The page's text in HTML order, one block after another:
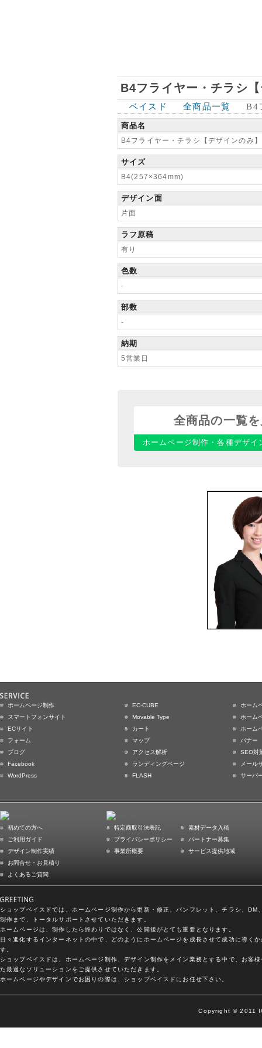
B4フライヤー・チラシ
ベイスド 全商品一覧 B4
商品名
B4フライヤー・チラシ【デザインのみ】
サイズ
B4(257×364mm)
デザイン面
片面
ラフ原稿
有り
色数
-
部数
-
納期
5営業日
全商品の一覧
ホームページ制作・各種デザ
ホームページ制作
スマートフォンサイト
ECサイト
フォーム
ブログ
Facebook
WordPress
EC-CUBE
Movable Type
カート
マップ
アクセス解析
ランディングページ
FLASH
ホーム
ホーム
ホーム
バナー
SEO対
メール
サーバ
初めての方へ
ご利用ガイド
デザイン制作実績
お問合せ・お見積り
よくあるご質問
特定商取引法表記
プライバシーポリシー
事業所概要
素材データ入稿
パートナー募集
サービス提供地域
ショップベイスドでは、ホームページ制作から更新・修正、パンフレット、チラシ、DM
制作まで、トータルサポートさせていただきます。
ホームページは、制作したら終わりではなく、公開後がとても重要となります。
日々進化するインターネットの中で、どのようにホームページを成長させて成功に導く
す。
ショップベイスドは、ホームページ制作、デザイン制作をメイン業務とする中で、お客
た最適なソリューションをご提供させていただきます。
ホームページやデザインでお困りの際は、ショップベイスドにお任せ下さい。
Copyright © 2011